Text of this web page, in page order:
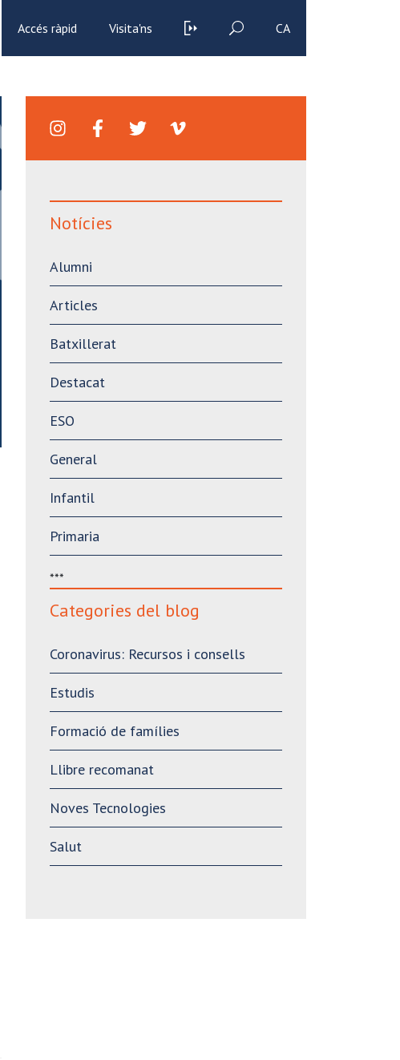
Accés ràpid Visita'ns CA
Notícies
Alumni
Articles
Batxillerat
Destacat
ESO
General
Infantil
Primaria
***
Categories del blog
Coronavirus: Recursos i consells
Estudis
Formació de famílies
Llibre recomanat
Noves Tecnologies
Salut